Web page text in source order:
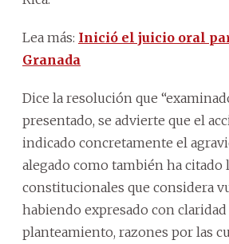
Lea más: Inició el juicio oral
Granada
Dice la resolución que
presentado, se advierte que el
indicado concretamente el
alegado como también ha citado
constitucionales que considera
habiendo expresado con
planteamiento, razones por las